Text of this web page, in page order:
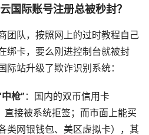
国际账号注册总被秒封？
团队，按照网上的过时教程自己
绑卡，要么刚进控制台就被封
际站升级了欺诈识别系统：
枪” ：国内的双币信用卡
直接被系统拒签；而市面上能买
类网银钱包、美区虚拟卡），其